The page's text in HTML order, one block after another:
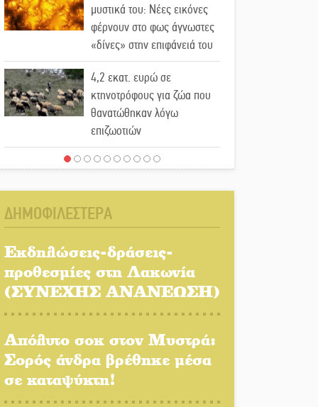
μυστικά του: Νέες εικόνες
φέρνουν στο φως άγνωστες
«δίνες» στην επιφάνειά του
4,2 εκατ. ευρώ σε
κτηνοτρόφους για ζώα που
θανατώθηκαν λόγω
επιζωοτιών
Η ψυχολογία της ανατροπής
Ένα «ταξίδι» τέχνης και
χρωμάτων στη Νεάπολη
Τα Λαγκάδια κρατούν
Στους ρυθμούς της
Ελεωνόρας Ζουγανέλη το
ΔΗΜΟΦΙΛΕΣΤΕΡΑ
Εκδηλώσεις-δράσεις-
προθεσμίες στη Λακωνία
(ΣΥΝΕΧΗΣ ΑΝΑΝΕΩΣΗ)
Απόλυτο σοκ στον Μυστρά:
Σορός άνδρα βρέθηκε μέσα
σε καταψύκτη!